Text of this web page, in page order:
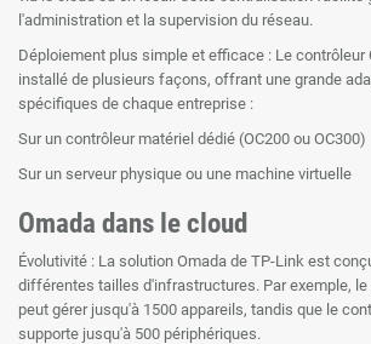
l'administration et la supervision du réseau.
Déploiement plus simple et efficace : Le contrôleur
installé de plusieurs façons, offrant une grande
spécifiques de chaque entreprise :
Sur un contrôleur matériel dédié (OC200 ou OC300)
Sur un serveur physique ou une machine virtuelle
Omada dans le cloud
Évolutivité : La solution Omada de TP-Link est
différentes tailles d'infrastructures. Par exemple, le
peut gérer jusqu'à 1500 appareils, tandis que le
supporte jusqu'à 500 périphériques.